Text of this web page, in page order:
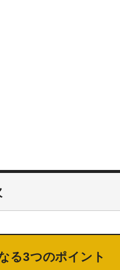
る3つのポイント